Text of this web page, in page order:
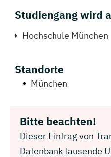
Studiengang wird
Hochschule
Standorte
München
Bitte beachten!
Dieser Eintrag von
Datenbank tausende